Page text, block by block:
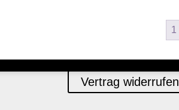
1
Vertrag widerrufen